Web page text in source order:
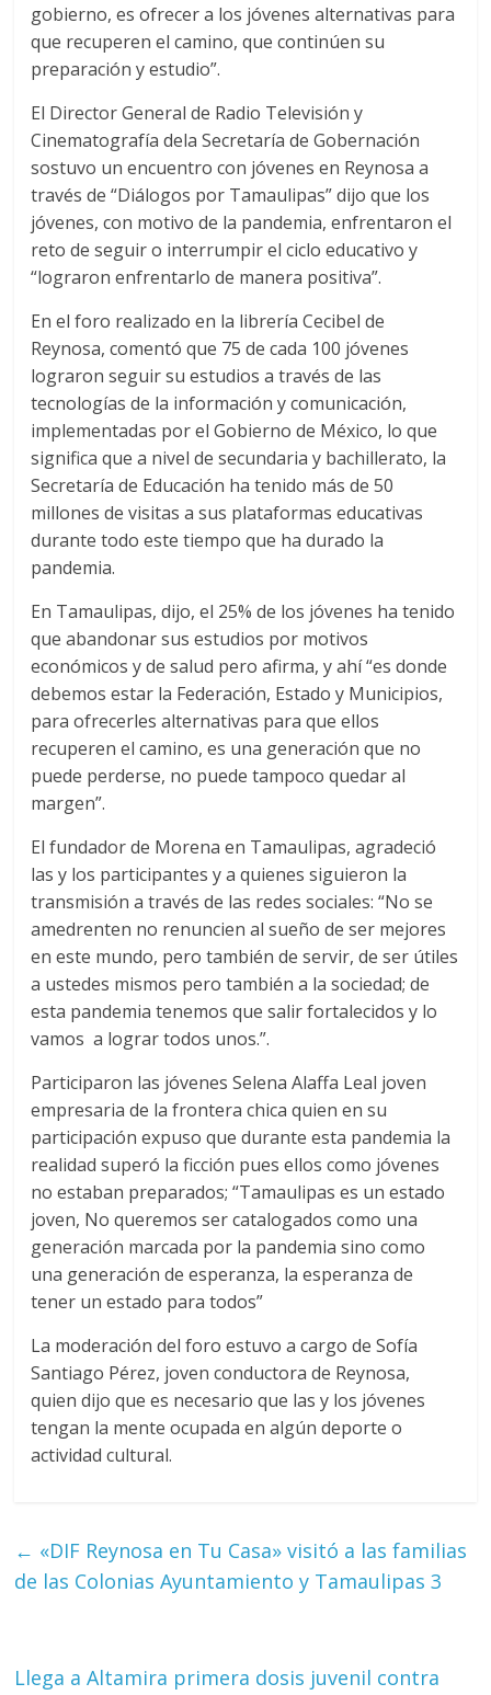
gobierno, es ofrecer a los jóvenes alternativas para
que recuperen el camino, que continúen su
preparación y estudio”.
El Director General de Radio Televisión y
Cinematografía dela Secretaría de Gobernación
sostuvo un encuentro con jóvenes en Reynosa a
través de “Diálogos por Tamaulipas” dijo que los
jóvenes, con motivo de la pandemia, enfrentaron el
reto de seguir o interrumpir el ciclo educativo y
“lograron enfrentarlo de manera positiva”.
En el foro realizado en la librería Cecibel de
Reynosa, comentó que 75 de cada 100 jóvenes
lograron seguir su estudios a través de las
tecnologías de la información y comunicación,
implementadas por el Gobierno de México, lo que
significa que a nivel de secundaria y bachillerato, la
Secretaría de Educación ha tenido más de 50
millones de visitas a sus plataformas educativas
durante todo este tiempo que ha durado la
pandemia.
En Tamaulipas, dijo, el 25% de los jóvenes ha tenido
que abandonar sus estudios por motivos
económicos y de salud pero afirma, y ahí “es donde
debemos estar la Federación, Estado y Municipios,
para ofrecerles alternativas para que ellos
recuperen el camino, es una generación que no
puede perderse, no puede tampoco quedar al
margen”.
El fundador de Morena en Tamaulipas, agradeció
las y los participantes y a quienes siguieron la
transmisión a través de las redes sociales: “No se
amedrenten no renuncien al sueño de ser mejores
en este mundo, pero también de servir, de ser útiles
a ustedes mismos pero también a la sociedad; de
esta pandemia tenemos que salir fortalecidos y lo
vamos a lograr todos unos.”.
Participaron las jóvenes Selena Alaffa Leal joven
empresaria de la frontera chica quien en su
participación expuso que durante esta pandemia la
realidad superó la ficción pues ellos como jóvenes
no estaban preparados; “Tamaulipas es un estado
joven, No queremos ser catalogados como una
generación marcada por la pandemia sino como
una generación de esperanza, la esperanza de
tener un estado para todos”
La moderación del foro estuvo a cargo de Sofía
Santiago Pérez, joven conductora de Reynosa,
quien dijo que es necesario que las y los jóvenes
tengan la mente ocupada en algún deporte o
actividad cultural.
← «DIF Reynosa en Tu Casa» visitó a las familias
de las Colonias Ayuntamiento y Tamaulipas 3
Llega a Altamira primera dosis juvenil contra